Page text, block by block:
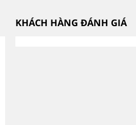
KHÁCH HÀNG ĐÁNH GIÁ